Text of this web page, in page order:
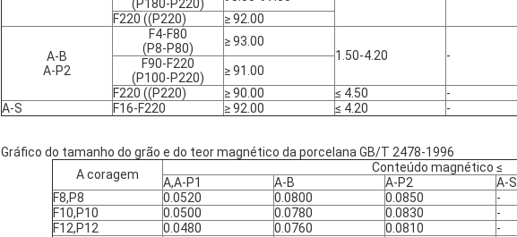
(P180-P220)
F220 ((P220)
≥ 92.00
A-B
A-P2
F4-F80
(P8-P80)
≥ 93.00
1.50-4.20
-
F90-F220
(P100-P220)
≥ 91.00
F220 ((P220)
≥ 90.00 ≤ 4.50
-
A-S
F16-F220 ≥ 92.00 ≤ 4.20 -
Gráfico do tamanho do grão e do teor magnético da porcelana GB/T 2478-1996
A coragem
Conteúdo magnético ≤
A,A-P1
A-B A-P2
A-S
F8,P8
0.0520 0.0800 0.0850
-
F10,P10
0.0500 0.0780 0.0830
-
F12,P12
0.0480 0.0760 0.0810
-